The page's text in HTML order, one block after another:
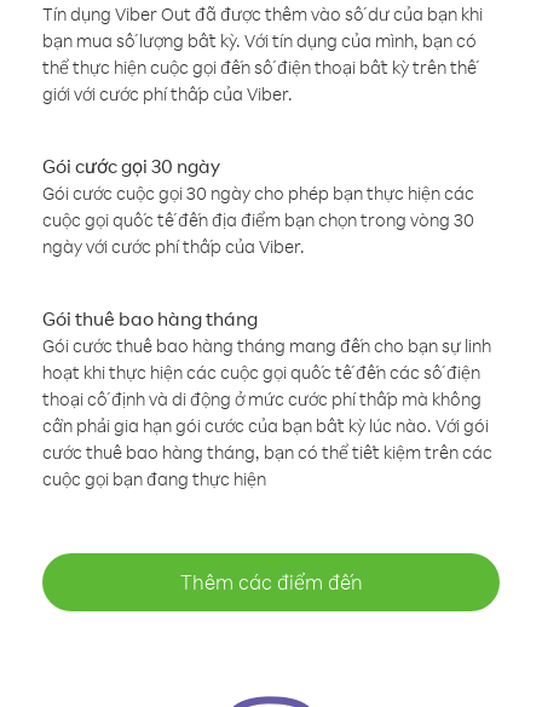
Tín dụng Viber Out đã được thêm vào số dư của bạn khi
bạn mua số lượng bất kỳ. Với tín dụng của mình, bạn có
thể thực hiện cuộc gọi đến số điện thoại bất kỳ trên thế
giới với cước phí thấp của Viber.
Gói cước gọi 30 ngày
Gói cước cuộc gọi 30 ngày cho phép bạn thực hiện các
cuộc gọi quốc tế đến địa điểm bạn chọn trong vòng 30
ngày với cước phí thấp của Viber.
Gói thuê bao hàng tháng
Gói cước thuê bao hàng tháng mang đến cho bạn sự linh
hoạt khi thực hiện các cuộc gọi quốc tế đến các số điện
thoại cố định và di động ở mức cước phí thấp mà không
cần phải gia hạn gói cước của bạn bất kỳ lúc nào. Với gói
cước thuê bao hàng tháng, bạn có thể tiết kiệm trên các
cuộc gọi bạn đang thực hiện
Thêm các điểm đến